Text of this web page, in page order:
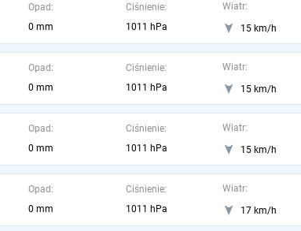
Opad:
0 mm
Ciśnienie:
1011 hPa
Wiatr:
15 km/h
Opad:
0 mm
Ciśnienie:
1011 hPa
Wiatr:
15 km/h
Opad:
0 mm
Ciśnienie:
1011 hPa
Wiatr:
15 km/h
Opad:
0 mm
Ciśnienie:
1011 hPa
Wiatr:
17 km/h